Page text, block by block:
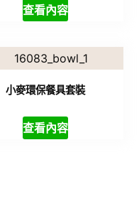
查看內容
小麥環保餐具套裝
查看內容